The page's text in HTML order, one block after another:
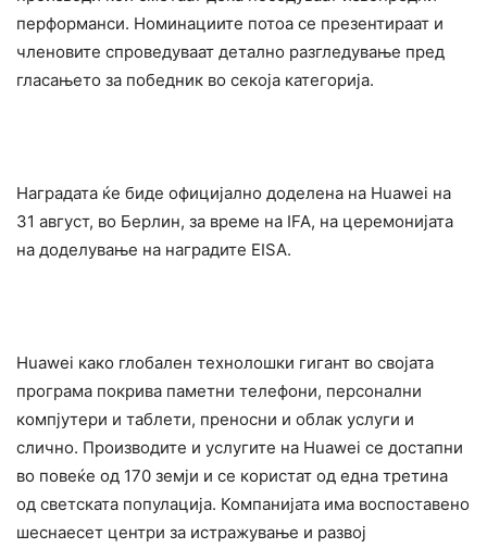
перформанси. Номинациите потоа се презентираат и
членовите спроведуваат детално разгледување пред
гласањето за победник во секоја категорија.
Наградата ќе биде официјално доделена на Huawei на
31 август, во Берлин, за време на IFA, на церемонијата
на доделување на наградите EISA.
Huawei како глобален технолошки гигант во својата
програма покрива паметни телефони, персонални
компјутери и таблети, преносни и облак услуги и
слично. Производите и услугите на Huawei се достапни
во повеќе од 170 земји и се користат од една третина
од светската популација. Компанијата има воспоставено
шеснаесет центри за истражување и развој